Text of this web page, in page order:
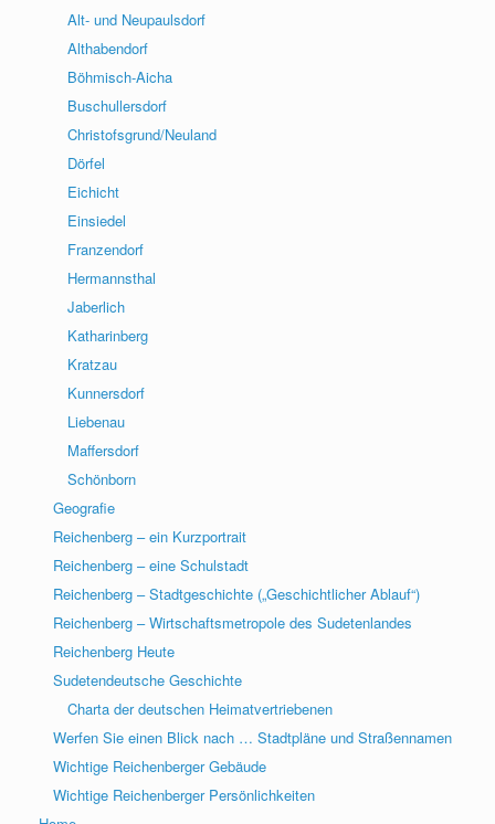
Alt- und Neupaulsdorf
Althabendorf
Böhmisch-Aicha
Buschullersdorf
Christofsgrund/Neuland
Dörfel
Eichicht
Einsiedel
Franzendorf
Hermannsthal
Jaberlich
Katharinberg
Kratzau
Kunnersdorf
Liebenau
Maffersdorf
Schönborn
Geografie
Reichenberg – ein Kurzportrait
Reichenberg – eine Schulstadt
Reichenberg – Stadtgeschichte („Geschichtlicher Ablauf“)
Reichenberg – Wirtschaftsmetropole des Sudetenlandes
Reichenberg Heute
Sudetendeutsche Geschichte
Charta der deutschen Heimatvertriebenen
Werfen Sie einen Blick nach … Stadtpläne und Straßennamen
Wichtige Reichenberger Gebäude
Wichtige Reichenberger Persönlichkeiten